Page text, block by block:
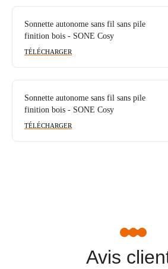
Sonnette autonome sans fil sans pile
finition bois - SONE Cosy
TÉLÉCHARGER
Sonnette autonome sans fil sans pile
finition bois - SONE Cosy
TÉLÉCHARGER
Avis